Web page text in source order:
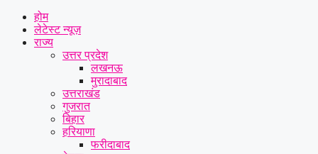
होम
लेटेस्ट न्यूज़
राज्य
उत्तर प्रदेश
लखनऊ
मुरादाबाद
उत्तराखंड
गुजरात
बिहार
हरियाणा
फरीदाबाद